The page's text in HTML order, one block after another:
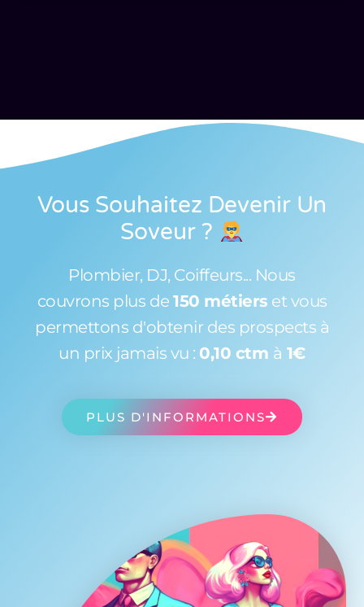
Vous Souhaitez Devenir Un
Soveur ?
Plombier, DJ, Coiffeurs... Nous
couvrons plus de 150 métiers et vous
permettons d'obtenir des prospects à
un prix jamais vu : 0,10 ctm à 1€
PLUS D'INFORMATIONS